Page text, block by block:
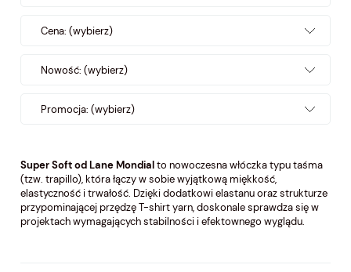
Cena: (wybierz)
Nowość: (wybierz)
Promocja: (wybierz)
Super Soft od Lane Mondialto nowoczesna włóczka typu taśma
(tzw. trapillo), która łączy w sobie wyjątkową miękkość,
elastyczność i trwałość. Dzięki dodatkowi elastanu oraz strukturze
przypominającej przędzę T-shirt yarn, doskonale sprawdza się w
projektach wymagających stabilności i efektownego wyglądu.